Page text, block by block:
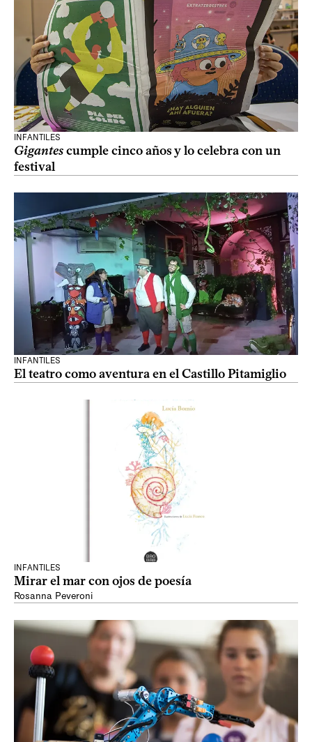
INFANTILES
Gigantescumple cinco años y lo celebra con un
festival
INFANTILES
El teatro como aventura en el Castillo Pitamiglio
INFANTILES
Mirar el mar con ojos de poesía
Rosanna Peveroni